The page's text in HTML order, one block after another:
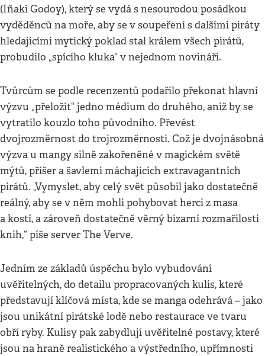
(Iñaki Godoy), který se vydá s nesourodou posádkou
vyděděnců na moře, aby se v soupeření s dalšími piráty
hledajícími mytický poklad stal králem všech pirátů,
probudilo „spícího kluka“ v nejednom novináři.
Tvůrcům se podle recenzentů podařilo překonat hlavní
výzvu „přeložit“ jedno médium do druhého, aniž by se
vytratilo kouzlo toho původního. Převést
dvojrozměrnost do trojrozměrnosti. Což je dvojnásobná
výzva u mangy silně zakořeněné v magickém světě
mýtů, příšer a šavlemi máchajících extravagantních
pirátů. „Vymyslet, aby celý svět působil jako dostatečně
reálný, aby se v něm mohli pohybovat herci z masa
a kostí, a zároveň dostatečně věrný bizarní rozmařilosti
knih,“ píše server The Verve.
Jedním ze základů úspěchu bylo vybudování
uvěřitelných, do detailu propracovaných kulis, které
představují klíčová místa, kde se manga odehrává – jako
jsou unikátní pirátské lodě nebo restaurace ve tvaru
obří ryby. Kulisy pak zabydlují uvěřitelné postavy, které
jsou na hraně realistického a výstředního, upřímnosti